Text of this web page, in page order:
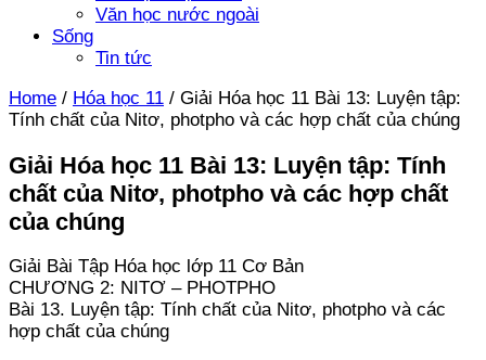
Văn học nước ngoài
Sống
Tin tức
Home / Hóa học 11 / Giải Hóa học 11 Bài 13: Luyện tập:
Tính chất của Nitơ, photpho và các hợp chất của chúng
Giải Hóa học 11 Bài 13: Luyện tập: Tính
chất của Nitơ, photpho và các hợp chất
của chúng
Giải Bài Tập Hóa học lớp 11 Cơ Bản
CHƯƠNG 2: NITƠ – PHOTPHO
Bài 13. Luyện tập: Tính chất của Nitơ, photpho và các
hợp chất của chúng